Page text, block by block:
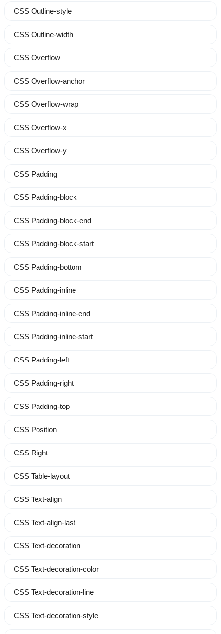
CSS Outline-style
CSS Outline-width
CSS Overflow
CSS Overflow-anchor
CSS Overflow-wrap
CSS Overflow-x
CSS Overflow-y
CSS Padding
CSS Padding-block
CSS Padding-block-end
CSS Padding-block-start
CSS Padding-bottom
CSS Padding-inline
CSS Padding-inline-end
CSS Padding-inline-start
CSS Padding-left
CSS Padding-right
CSS Padding-top
CSS Position
CSS Right
CSS Table-layout
CSS Text-align
CSS Text-align-last
CSS Text-decoration
CSS Text-decoration-color
CSS Text-decoration-line
CSS Text-decoration-style